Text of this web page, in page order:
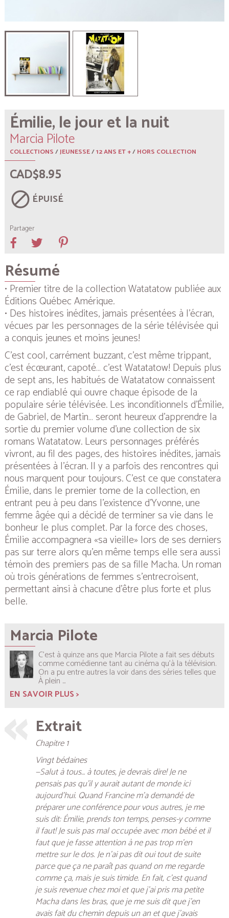
Émilie, le jour et la nuit
Marcia Pilote
COLLECTIONS/JEUNESSE/12 ANS ET +/HORS COLLECTION
CAD$8.95
block ÉPUISÉ
Partager
Résumé
• Premier titre de la collectionWatatatowpubliée aux
Éditions Québec Amérique.
• Des histoires inédites, jamais présentées à l’écran,
vécues par les personnages de la série télévisée qui
a conquis jeunes et moins jeunes!
C’est cool, carrément buzzant, c’est même trippant,
c’est écœurant, capoté… c’est Watatatow! Depuis plus
de sept ans, les habitués de Watatatow connaissent
ce rap endiablé qui ouvre chaque épisode de la
populaire série télévisée. Les inconditionnels d’Émilie,
de Gabriel, de Martin… seront heureux d’apprendre la
sortie du premier volume d’une collection de six
romans Watatatow. Leurs personnages préférés
vivront, au fil des pages, des histoires inédites, jamais
présentées à l’écran. Il y a parfois des rencontres qui
nous marquent pour toujours. C’est ce que constatera
Émilie, dans le premier tome de la collection, en
entrant peu à peu dans l’existence d’Yvonne, une
femme âgée qui a décidé de terminer sa vie dans le
bonheur le plus complet. Par la force des choses,
Émilie accompagnera «sa vieille» lors de ses derniers
pas sur terre alors qu’en même temps elle sera aussi
témoin des premiers pas de sa fille Macha. Un roman
où trois générations de femmes s’entrecroisent,
permettant ainsi à chacune d’être plus forte et plus
belle.
Marcia Pilote
C’est à quinze ans que Marcia Pilote a fait ses débuts
comme comédienne tant au cinéma qu’à la télévision.
On a pu entre autres la voir dans des séries telles que
À plein ...
EN SAVOIR PLUS >
Extrait
Chapitre 1
Vingt bédaines
—Salut à tous… à toutes, je devrais dire! Je ne
pensais pas qu’il y aurait autant de monde ici
aujourd’hui. Quand Francine m’a demandé de
préparer une conférence pour vous autres, je me
suis dit: Émilie, prends ton temps, penses-y comme
il faut! Je suis pas mal occupée avec mon bébé et il
faut que je fasse attention à ne pas trop m’en
mettre sur le dos. Je n’ai pas dit oui tout de suite
parce que ça ne paraît pas quand on me regarde
comme ça, mais je suis timide. En fait, c’est quand
je suis revenue chez moi et que j’ai pris ma petite
Macha dans les bras, que je me suis dit que j’en
avais fait du chemin depuis un an et que j’avais